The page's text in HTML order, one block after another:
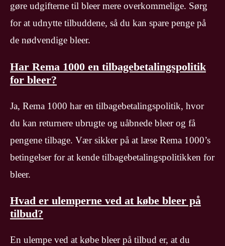
gøre udgifterne til bleer mere overkommelige. Sørg
for at udnytte tilbuddene, så du kan spare penge på
de nødvendige bleer.
Har Rema 1000 en tilbagebetalingspolitik
for bleer?
Ja, Rema 1000 har en tilbagebetalingspolitik, hvor
du kan returnere ubrugte og uåbnede bleer og få
pengene tilbage. Vær sikker på at læse Rema 1000’s
betingelser for at kende tilbagebetalingspolitikken for
bleer.
Hvad er ulemperne ved at købe bleer på
tilbud?
En ulempe ved at købe bleer på tilbud er, at du